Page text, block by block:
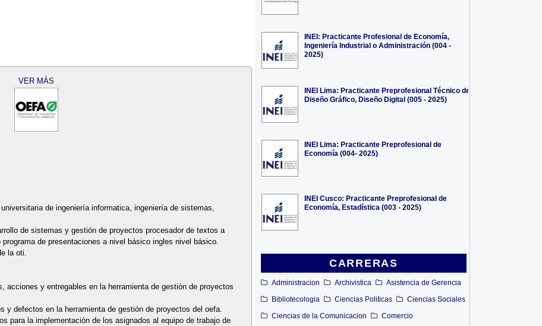
INEI: Practicante Profesional de Economía,
Ingeniería Industrial o Administración (004 -
2025)
INEI Lima: Practicante Preprofesional Técnico de
Diseño Gráfico, Diseño Digital (005 - 2025)
INEI Lima: Practicante Preprofesional de
Economía (004- 2025)
INEI Cusco: Practicante Preprofesional de
Economía, Estadística (003 - 2025)
CARRERAS
Administracion Archivistica
Asistencia de Gerencia
Bibliotecologia
Ciencias Politicas
Ciencias Sociales
Ciencias de la Comunicacion
Comercio
VER MÁS
de ingeniería informatica, ingeniería de sistemas,
de sistemas y gestión de proyectos procesador de textos a
de presentaciones a nivel básico ingles nivel básico.
la oti.
acciones y entregables en la herramienta de gestión de proyectos
y defectos en la herramienta de gestión de proyectos del oefa.
para la implementación de los asignados al equipo de trabajo de